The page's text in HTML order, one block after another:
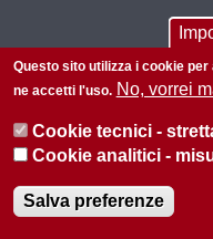
© 2026 Università
P.I.
Informazioni su
Questo sito utilizza i cookie
ne accetti l'uso. No, vorrei
Cookie tecnici -
Cookie analitici -
Salva preferenze